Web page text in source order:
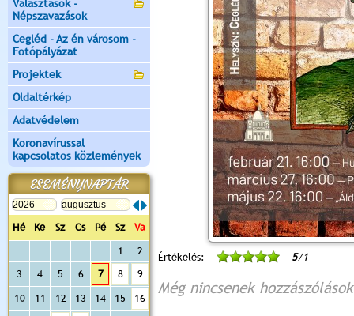
Választások -
Népszavazások
Cegléd - Az én városom -
Fotópályázat
Projektek
Oldaltérkép
Adatvédelem
Koronavírussal
kapcsolatos közlemények
ESEMÉNYNAPTÁR
Hé Ke Sz Cs Pé Sz
Va
1
2
3
4 5 6 7 8 9
10 11 12 13 14 15 16
Értékelés: 5/1
Még nincsenek hozzászólások